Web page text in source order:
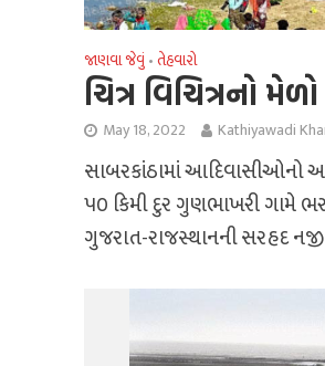
જાણવા જેવું •તેહવારો
ચિત્ર વિચિત્રનો મેળો
May 18, 2022 Kathiyawadi
સાબરકાંઠામાં આદિવાસીઓનો
૫૦ કિમી દુર ગુણભાખરી ગામે
ગુજરાત-રાજસ્થાનની સરહદ